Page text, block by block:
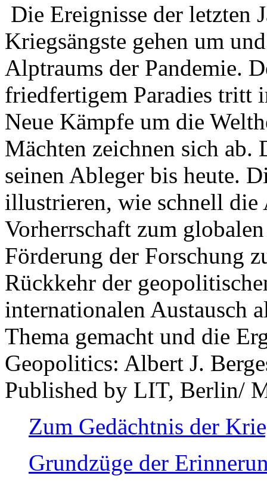
Die Ereignisse der letzten
Kriegsängste gehen um
Alptraums der Pandemie.
friedfertigem Paradies tritt
Neue Kämpfe um die
Mächten zeichnen sich
seinen Ableger bis heute.
illustrieren, wie schnell die
Vorherrschaft zum
Förderung der Forschung
Rückkehr der
internationalen Austausch
Thema gemacht und die
Geopolitics: Albert J.
Published by LIT, Berlin/
Zum Gedächtnis der
Grundzüge der